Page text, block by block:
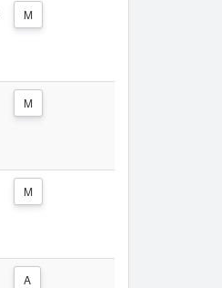
M
M
M
A